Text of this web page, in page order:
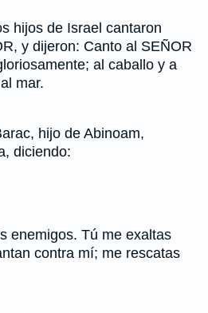
hijos de Israel cantaron
y dijeron: Canto al SEÑOR
al caballo y a
mar.
hijo de Abinoam,
diciendo:
enemigos. Tú me exaltas
contra mí; me rescatas